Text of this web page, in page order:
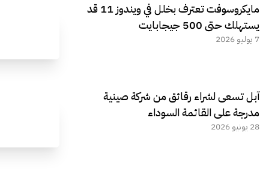
مايكروسوفت تعترف بخلل في ويندوز 11 قد
يستهلك حتى 500 جيجابايت
7 يوليو 2026
آبل تسعى لشراء رقائق من شركة صينية
مدرجة على القائمة السوداء
28 يونيو 2026